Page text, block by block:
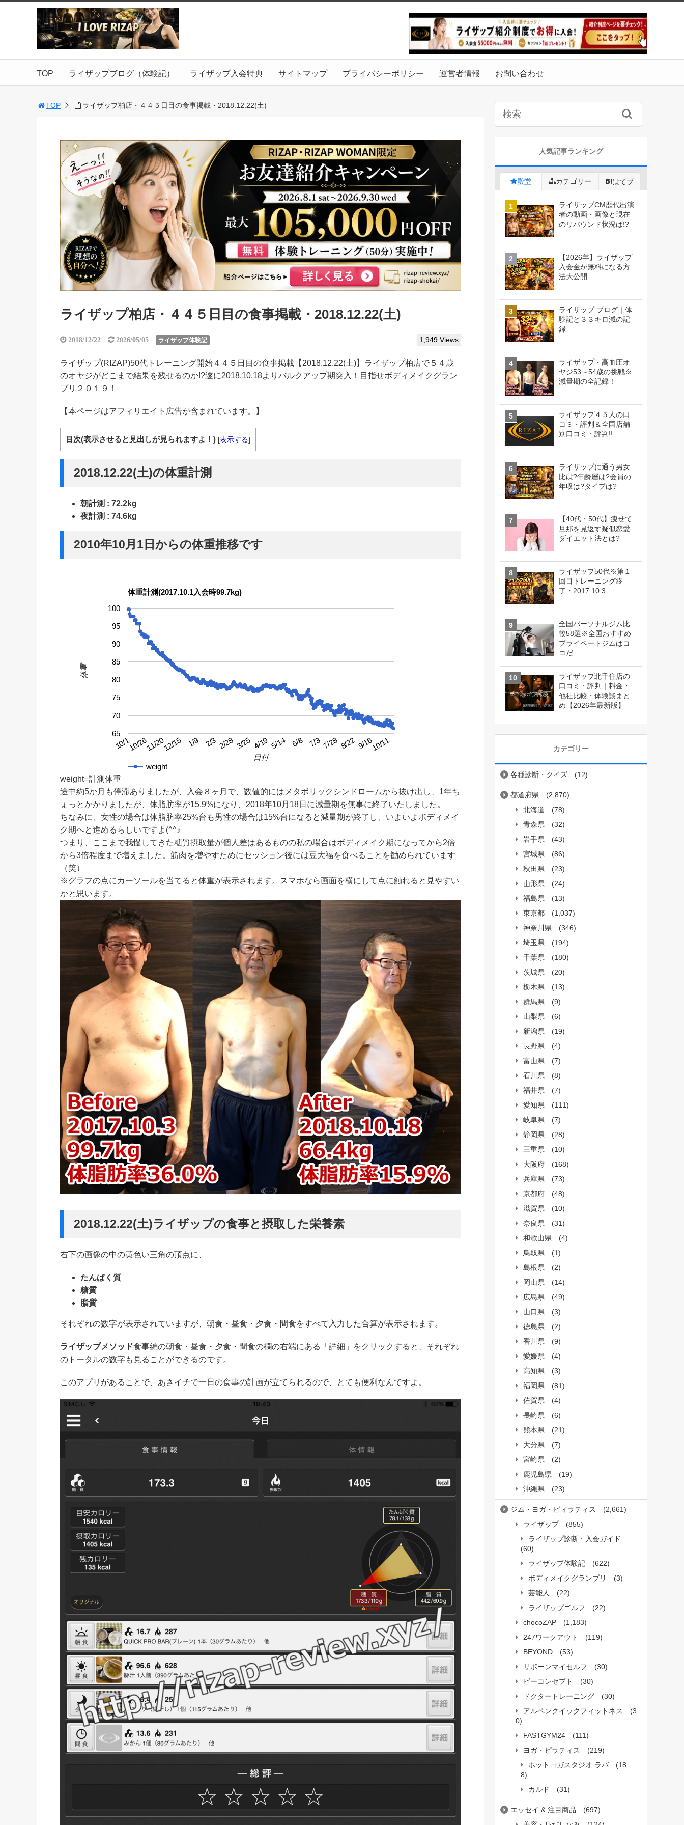
TOP ライザップブログ（体験記） ライザップ入会特典 サイトマップ プライバシーポリシー 運営者情報 お問い合わせ
TOP ライザップ柏店・４４５日目の食事掲載・2018.12.22(土)
ライザップ柏店・４４５日目の食事掲載・2018.12.22(土)
2018/12/22 2026/05/05 ライザップ体験記 1,949 Views
ライザップ(RIZAP)50代トレーニング開始４４５日目の食事掲載【2018.12.22(土)】ライザップ柏店で５４歳
のオヤジがどこまで結果を残せるのか!?遂に2018.10.18よりバルクアップ期突入！目指せボディメイクグラン
プリ２０１９！
【本ページはアフィリエイト広告が含まれています。】
目次(表示させると見出しが見られますよ！) [表示する]
2018.12.22(土)の体重計測
朝計測 : 72.2kg
夜計測 : 74.6kg
2010年10月1日からの体重推移です
体重計測(2017.10.1入会時99.7kg)
weight
10/110/2611/2012/15 1/9 2/3 2/28 3/25 4/19 5/14 6/8 7/3 7/28 8/22 9/1610/11
65
70
75
80
85
90
95
100
日付
体重
weight=計測体重
途中約5か月も停滞ありましたが、入会８ヶ月で、数値的にはメタボリックシンドロームから抜け出し、1年ち
ょっとかかりましたが、体脂肪率が15.9%になり、2018年10月18日に減量期を無事に終了いたしました。
ちなみに、女性の場合は体脂肪率25%台も男性の場合は15%台になると減量期が終了し、いよいよボディメイ
ク期へと進めるらしいですよ(^^♪
つまり、ここまで我慢してきた糖質摂取量が個人差はあるものの私の場合はボディメイク期になってから2倍
から3倍程度まで増えました。筋肉を増やすためにセッション後には豆大福を食べることを勧められています
（笑）
※グラフの点にカーソールを当てると体重が表示されます。スマホなら画面を横にして点に触れると見やすい
かと思います。
2018.12.22(土)ライザップの食事と摂取した栄養素
右下の画像の中の黄色い三角の頂点に、
たんぱく質
糖質
脂質
それぞれの数字が表示されていますが、朝食・昼食・夕食・間食をすべて入力した合算が表示されます。
ライザップメソッド食事編の朝食・昼食・夕食・間食の欄の右端にある「詳細」をクリックすると、それぞれ
のトータルの数字も見ることができるのです。
このアプリがあることで、あさイチで一日の食事の計画が立てられるので、とても便利なんですよ。
人気記事ランキング
殿堂 カテゴリー はてブ
ライザップCM歴代出演
者の動画・画像と現在
のリバウンド状況は!?
【2026年】ライザップ
入会金が無料になる方
法大公開
ライザップ ブログ｜体
験記と３３キロ減の記
録
ライザップ・高血圧オ
ヤジ53～54歳の挑戦※
減量期の全記録！
ライザップ４５人の口
コミ・評判＆全国店舗
別口コミ・評判!!
ライザップに通う男女
比は?年齢層は?会員の
年収は?タイプは?
【40代・50代】痩せて
旦那を見返す疑似恋愛
ダイエット法とは?
ライザップ50代※第１
回目トレーニング終
了・2017.10.3
全国パーソナルジム比
較58選※全国おすすめ
プライベートジムはコ
コだ
ライザップ北千住店の
口コミ・評判｜料金・
他社比較・体験談まと
め【2026年最新版】
カテゴリー
各種診断・クイズ (12)
都道府県
(2,870)
北海道
(78)
青森県
(32)
岩手県
(43)
宮城県
(86)
秋田県
(23)
山形県
(24)
福島県
(13)
東京都
(1,037)
神奈川県
(346)
埼玉県
(194)
千葉県
(180)
茨城県
(20)
栃木県
(13)
群馬県
(9)
山梨県
(6)
新潟県
(19)
長野県
(4)
富山県
(7)
石川県
(8)
福井県
(7)
愛知県
(111)
岐阜県
(7)
静岡県
(28)
三重県
(10)
大阪府
(168)
兵庫県
(73)
京都府
(48)
滋賀県
(10)
奈良県
(31)
和歌山県
(4)
鳥取県
(1)
島根県
(2)
岡山県
(14)
広島県
(49)
山口県
(3)
徳島県
(2)
香川県
(9)
愛媛県
(4)
高知県
(3)
福岡県
(81)
佐賀県
(4)
長崎県
(6)
熊本県
(21)
大分県
(7)
宮崎県
(2)
鹿児島県
(19)
沖縄県
(23)
ジム・ヨガ・ピィラティス
(2,661)
ライザップ
(855)
ライザップ診断・入会ガイド
(60)
ライザップ体験記
(622)
ボディメイクグランプリ
(3)
芸能人
(22)
ライザップゴルフ
(22)
chocoZAP
(1,183)
247ワークアウト
(119)
BEYOND
(53)
リボーンマイセルフ
(30)
ビーコンセプト
(30)
ドクタートレーニング
(30)
アルペンクイックフィットネス
(3
0)
FASTGYM24
(111)
ヨガ・ピラティス
(219)
ホットヨガスタジオ ラバ
(18
8)
カルド
(31)
エッセイ & 注目商品
(697)